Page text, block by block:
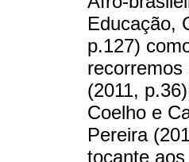
Educação,
p.127)
(2011,
Coelho e
Pereira
tocante